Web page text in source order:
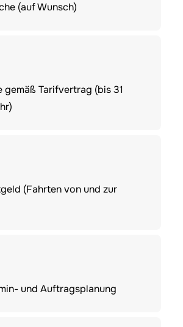
(auf Wunsch)
gemäß Tarifvertrag (bis 31
(Fahrten von und zur
und Auftragsplanung